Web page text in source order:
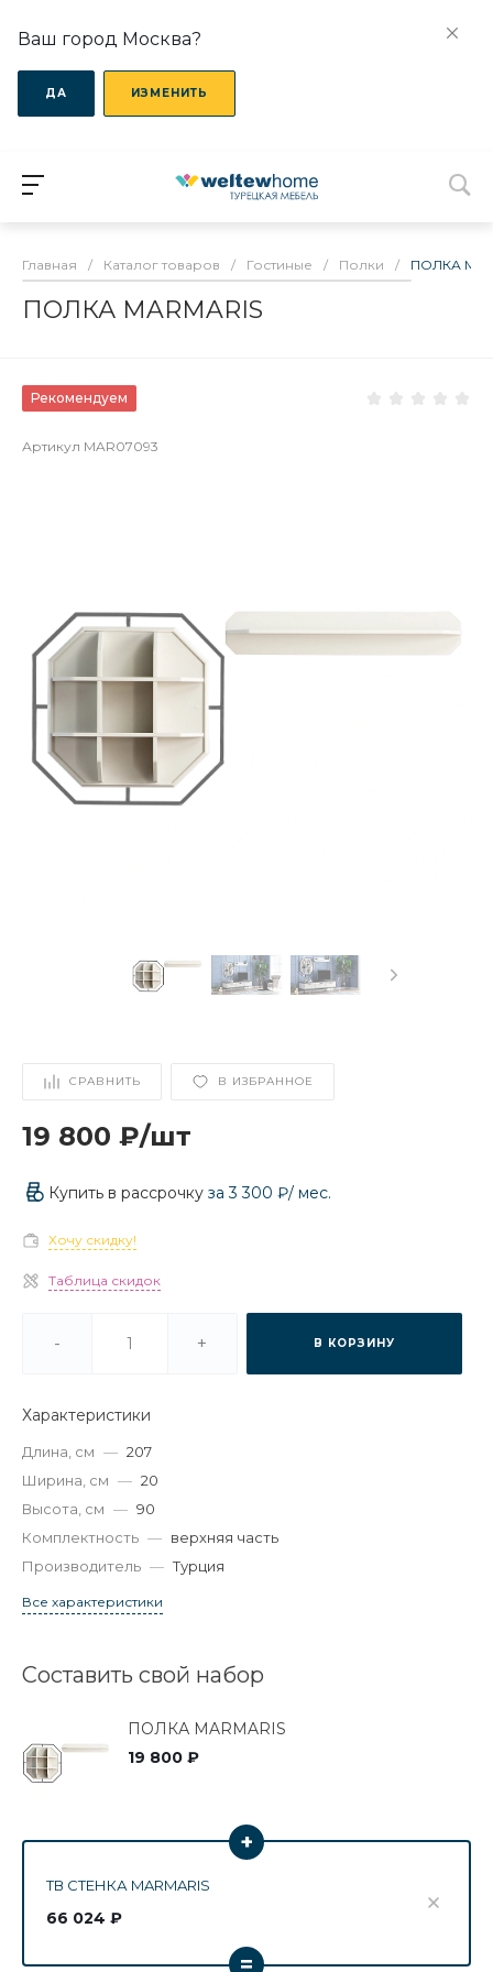
Ваш город Москва?
ДА ИЗМЕНИТЬ
Главная / Каталог товаров / Гостиные / Полки / ПОЛКА
ПОЛКА MARMARIS
Рекомендуем
Артикул MAR07093
СРАВНИТЬ В ИЗБРАННОЕ
19 800 ₽/шт
Купить в рассрочку за3 300 ₽/ мес.
Хочу скидку!
Таблица скидок
- + В КОРЗИНУ
Характеристики
Длина, см — 207
Ширина, см — 20
Высота, см — 90
Комплектность — верхняя часть
Производитель — Турция
Все характеристики
Составить свой набор
ПОЛКА MARMARIS
19 800 ₽
ТВ СТЕНКА MARMARIS
66 024 ₽
+
=